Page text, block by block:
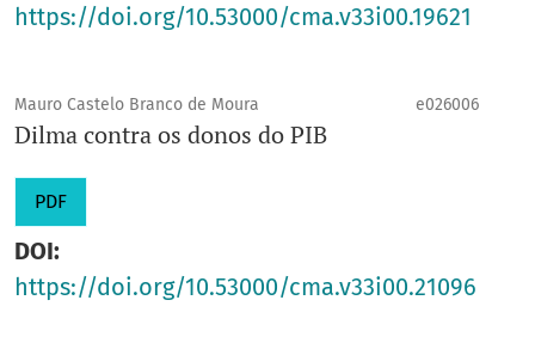
https://doi.org/10.53000/cma.v33i00.19621
Mauro Castelo Branco de Moura e026006
Dilma contra os donos do PIB
PDF
DOI:
https://doi.org/10.53000/cma.v33i00.21096